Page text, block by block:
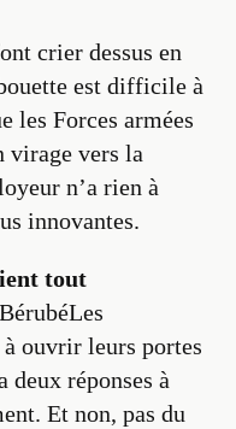
crier dessus en
est difficile à
les Forces armées
virage vers la
n’a rien à
innovantes.
tout
ouvrir leurs portes
deux réponses à
Et non, pas du